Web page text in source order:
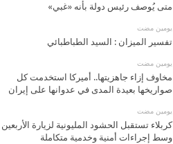
متى يُوصف رئيس دولة بأنه «غبي»
‏يومين مضت
تفسير الميزان : السيد الطباطبائي
‏يومين مضت
مخاوف إزاء جاهزيتها.. أميركا استخدمت كل
صواريخها بعيدة المدى في عدوانها على إيران
‏يومين مضت
كربلاء تستقبل الحشود المليونية لزيارة الأربعين
وسط إجراءات أمنية وخدمية متكاملة